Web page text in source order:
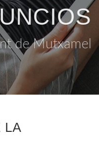
de Mutxamel
LA